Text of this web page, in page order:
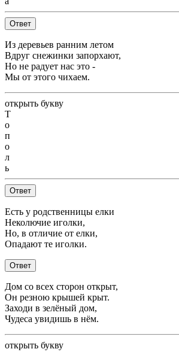
Ответ
Из деревьев ранним летом
Вдруг снежинки запорхают,
Но не радует нас это -
Мы от этого чихаем.
открыть букву
Т
о
п
о
л
ь
Ответ
Есть у родственницы елки
Неколючие иголки,
Но, в отличие от елки,
Опадают те иголки.
Ответ
Дом со всех сторон открыт,
Он резною крышей крыт.
Заходи в зелёный дом,
Чудеса увидишь в нём.
открыть букву